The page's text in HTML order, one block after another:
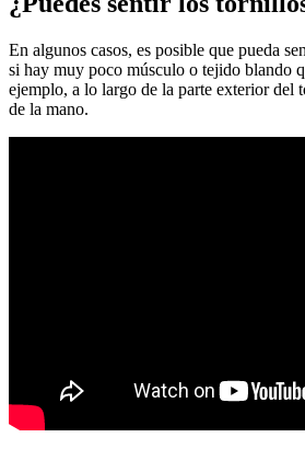
En algunos casos, es posible que pueda
si hay muy poco músculo o tejido blando
ejemplo, a lo largo de la parte exterior del
de la mano.